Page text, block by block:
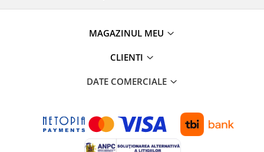
MAGAZINUL MEU
CLIENTI
DATE COMERCIALE